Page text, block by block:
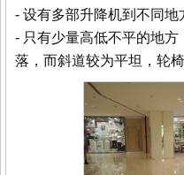
- 设有多部升降机到不同地
- 只有少量高低不平的地
落，而斜道较为平坦，轮